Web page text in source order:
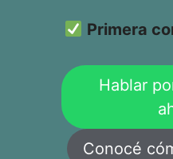
Primera
Hablar
Conocé